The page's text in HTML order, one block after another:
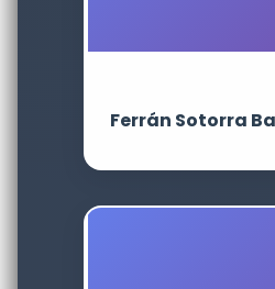
Ferrán Sotorra